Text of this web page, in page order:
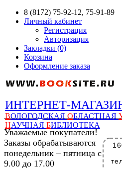
8 (8172) 75-92-12, 75-91-89
Личный кабинет
Регистрация
Авторизация
Закладки (0)
Корзина
Оформление заказа
ИНТЕРНЕТ-
ВОЛОГОДСКАЯ ОБЛАСТНАЯ
НАУЧНАЯ БИБЛИОТЕКА
Уважаемые покупатели!
Заказы обрабатываются
понедельник – пятница с
9.00 до 17.00